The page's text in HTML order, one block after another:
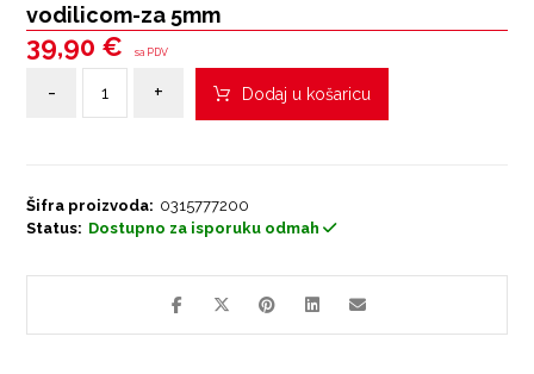
vodilicom-za 5mm
39,90 € sa PDV
- + Dodaj u košaricu
Šifra proizvoda: 0315777200
Status: Dostupno za isporuku odmah